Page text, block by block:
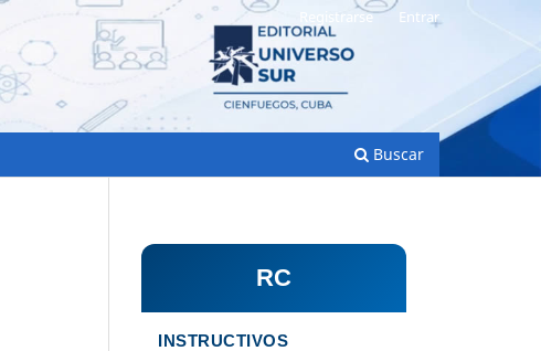
Buscar
Registrarse Entrar
RC
INSTRUCTIVOS